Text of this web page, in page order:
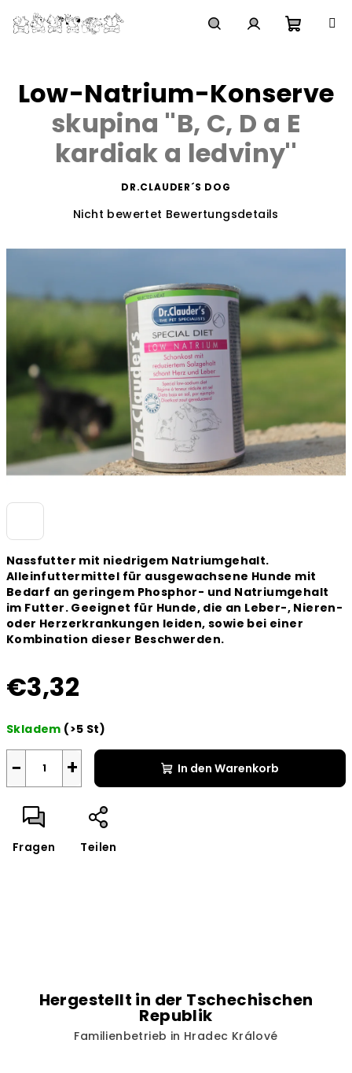
Inhalt
springen
Nassfutter mit niedrigem Natriumgehalt.
Alleinfuttermittel für ausgewachsene Hunde mit
Bedarf an geringem Phosphor- und Natriumgehalt
im Futter. Geeignet für Hunde, die an Leber-, Nieren-
oder Herzerkrankungen leiden, sowie bei einer
Kombination dieser Beschwerden.
€3,32
Skladem (>5 St)
+
− In den Warenkorb
Fragen Teilen
Low-Natrium-Konserve
skupina ''B, C, D a E
kardiak a ledviny''
DR.CLAUDER´S DOG
Die
Produktbewertung
von
5
Sternen.
Nicht bewertet Bewertungsdetails
Hergestellt in der Tschechischen
Republik
Familienbetrieb in Hradec Králové